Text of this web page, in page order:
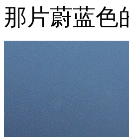
那片蔚蓝色